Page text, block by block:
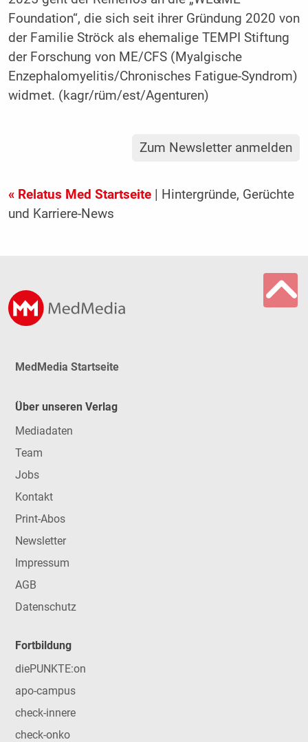
Foundation“, die sich seit ihrer Gründung 2020 von
der Familie Ströck als ehemalige TEMPI Stiftung
der Forschung von ME/CFS (Myalgische
Enzephalomyelitis/Chronisches Fatigue-Syndrom)
widmet. (kagr/rüm/est/Agenturen)
Zum Newsletter anmelden
« Relatus Med Startseite| Hintergründe, Gerüchte
und Karriere-News
MedMedia Startseite
Über unseren Verlag
Mediadaten
Team
Jobs
Kontakt
Print-Abos
Newsletter
Impressum
AGB
Datenschutz
Fortbildung
diePUNKTE:on
apo-campus
check-innere
check-onko